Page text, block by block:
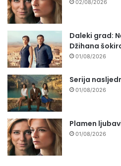
02/08/2026
Daleki grad:
Džihana
01/08/2026
Serija
01/08/2026
Plamen
01/08/2026